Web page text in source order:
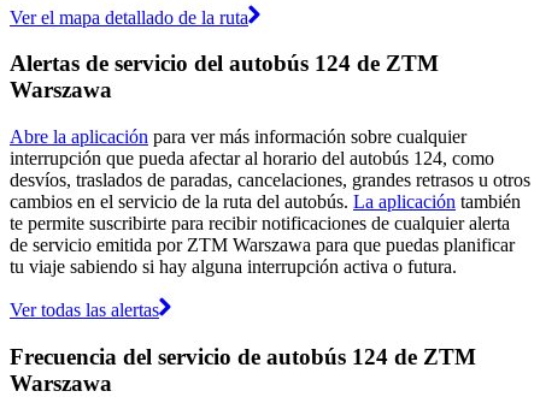
Ver el mapa detallado de la ruta
Alertas de servicio del autobús 124 de ZTM
Warszawa
Abre la aplicación para ver más información sobre cualquier
interrupción que pueda afectar al horario del autobús 124, como
desvíos, traslados de paradas, cancelaciones, grandes retrasos u otros
cambios en el servicio de la ruta del autobús. La aplicación también
te permite suscribirte para recibir notificaciones de cualquier alerta
de servicio emitida por ZTM Warszawa para que puedas planificar
tu viaje sabiendo si hay alguna interrupción activa o futura.
Ver todas las alertas
Frecuencia del servicio de autobús 124 de ZTM
Warszawa